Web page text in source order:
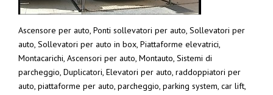
Ascensore per auto, Ponti sollevatori per auto, Sollevatori per
auto, Sollevatori per auto in box, Piattaforme elevatrici,
Montacarichi, Ascensori per auto, Montauto, Sistemi di
parcheggio, Duplicatori, Elevatori per auto, raddoppiatori per
auto, piattaforme per auto, parcheggio, parking system, car lift,